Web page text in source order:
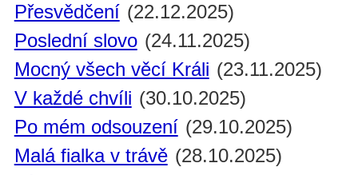
Přesvědčení (22.12.2025)
Poslední slovo (24.11.2025)
Mocný všech věcí Králi (23.11.2025)
V každé chvíli (30.10.2025)
Po mém odsouzení (29.10.2025)
Malá fialka v trávě (28.10.2025)